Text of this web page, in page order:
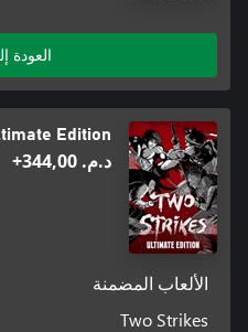
العودة
Edition
د.م.‏ 344,00+
الألعاب المضمنة
Two Strikes